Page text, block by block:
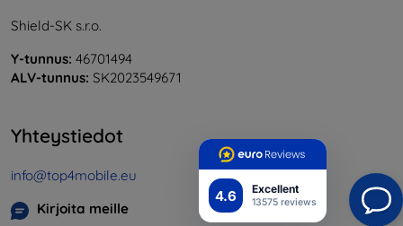
4.6 Excellent
13575 reviews
Shield-SK s.r.o.
Y-tunnus: 46701494
ALV-tunnus: SK2023549671
Yhteystiedot
info@top4mobile.eu
Kirjoita meille